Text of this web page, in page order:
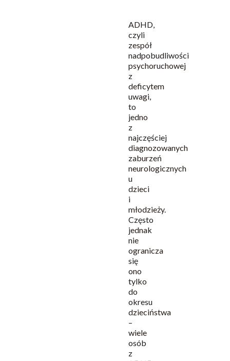
ADHD,
czyli
zespół
nadpobudliwości
psychoruchowej
z
deficytem
uwagi,
to
jedno
z
najczęściej
diagnozowanych
zaburzeń
neurologicznych
u
dzieci
i
młodzieży.
Często
jednak
nie
ogranicza
się
ono
tylko
do
okresu
dzieciństwa
–
wiele
osób
z